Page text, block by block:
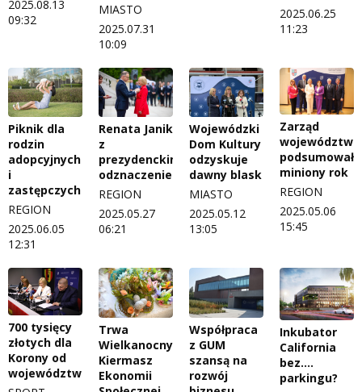
2025.08.13
09:32
MIASTO
2025.07.31
10:09
2025.06.25
11:23
Piknik dla
rodzin
adopcyjnych
i
zastępczych
REGION
2025.06.05
12:31
Renata Janik
z
prezydenckim
odznaczeniem
REGION
2025.05.27
06:21
Wojewódzki
Dom Kultury
odzyskuje
dawny blask
MIASTO
2025.05.12
13:05
Zarząd
województwa
podsumował
miniony rok
REGION
2025.05.06
15:45
700 tysięcy
złotych dla
Korony od
województwa
Trwa
Wielkanocny
Kiermasz
Ekonomii
Współpraca
z GUM
szansą na
rozwój
Inkubator
California
bez....
parkingu?